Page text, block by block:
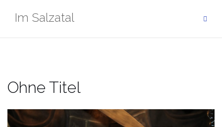
InhaltIm Salzatal
Ohne Titel